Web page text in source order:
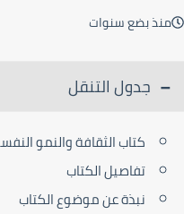
منذ بضع سنوات
جدول التنقل
كتاب الثقافة والنمو
تفاصيل الكتاب
نبذة عن موضوع الكتاب